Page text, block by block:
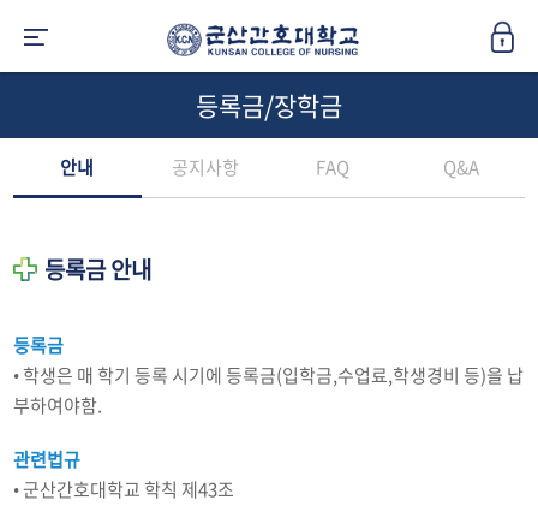
등록금/장학금
안내 공지사항 FAQ Q&A
등록금 안내
등록금
• 학생은 매 학기 등록 시기에 등록금(입학금,수업료,학생경비 등)을 납
부하여야함.
관련법규
• 군산간호대학교 학칙 제43조